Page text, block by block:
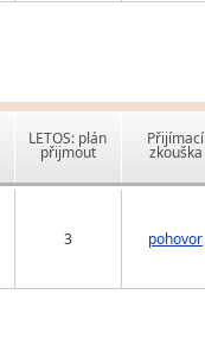
LETOS: plán
přijmout
Přijímací
zkouška
3 pohovor